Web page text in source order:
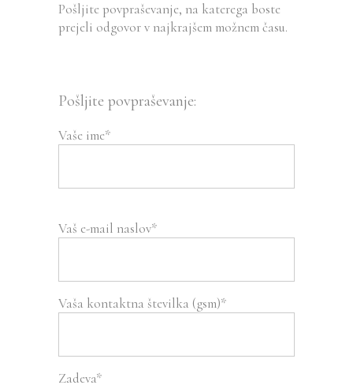
Pošljite povpraševanje, na katerega boste
prejeli odgovor v najkrajšem možnem času.
Pošljite povpraševanje:
Vaše ime*
Vaš e-mail naslov*
Vaša kontaktna številka (gsm)*
Zadeva*